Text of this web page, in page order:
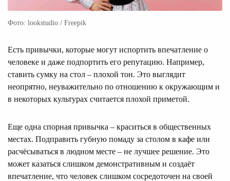
Фото: lookstudio / Freepik
Есть привычки, которые могут испортить впечатление о
человеке и даже подпортить его репутацию. Например,
ставить сумку на стол – плохой тон. Это выглядит
неопрятно, неуважительно по отношению к окружающим и
в некоторых культурах считается плохой приметой.
Еще одна спорная привычка – краситься в общественных
местах. Подправить губную помаду за столом в кафе или
расчёсываться в людном месте – не лучшее решение. Это
может казаться слишком демонстративным и создаёт
впечатление, что человек слишком сосредоточен на своей